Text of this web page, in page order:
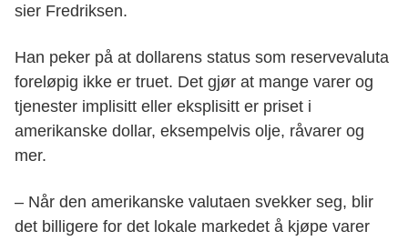
sier Fredriksen.
Han peker på at dollarens status som reservevaluta
foreløpig ikke er truet. Det gjør at mange varer og
tjenester implisitt eller eksplisitt er priset i
amerikanske dollar, eksempelvis olje, råvarer og
mer.
– Når den amerikanske valutaen svekker seg, blir
det billigere for det lokale markedet å kjøpe varer